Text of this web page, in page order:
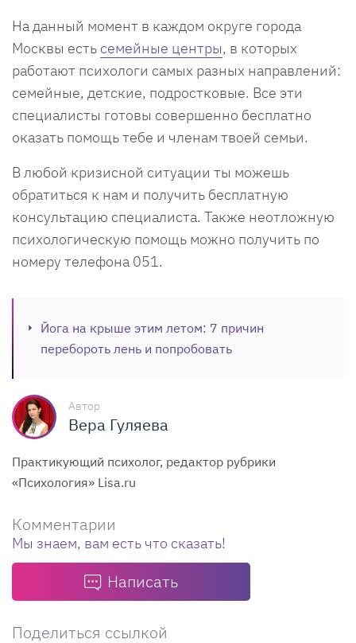
На данный момент в каждом округе города
Москвы есть семейные центры, в которых
работают психологи самых разных направлений:
семейные, детские, подростковые. Все эти
специалисты готовы совершенно бесплатно
оказать помощь тебе и членам твоей семьи.
В любой кризисной ситуации ты можешь
обратиться к нам и получить бесплатную
консультацию специалиста. Также неотложную
психологическую помощь можно получить по
номеру телефона 051.
Йога на крыше этим летом: 7 причин
перебороть лень и попробовать
Автор
Вера Гуляева
Практикующий психолог, редактор рубрики
«Психология» Lisa.ru
Комментарии
Мы знаем, вам есть что сказать!
Написать
Поделиться ссылкой